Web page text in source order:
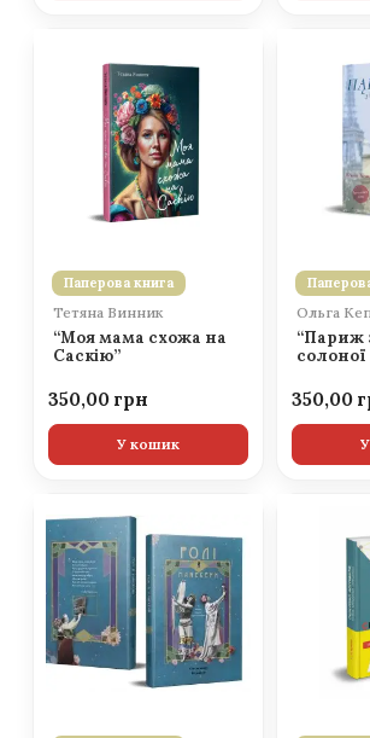
Паперова книга
Тетяна Винник
“Моя мама схожа на
Саскію”
350,00
У кошик
Ольга
“Париж
солоної
350,00